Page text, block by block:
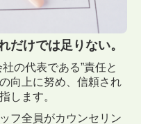
だけでは足りない。
の代表である”責任と
向上に努め、信頼され
します。
フ全員がカウンセリン